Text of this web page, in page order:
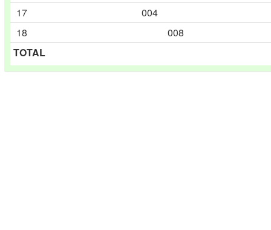
17
004
18
008
TOTAL